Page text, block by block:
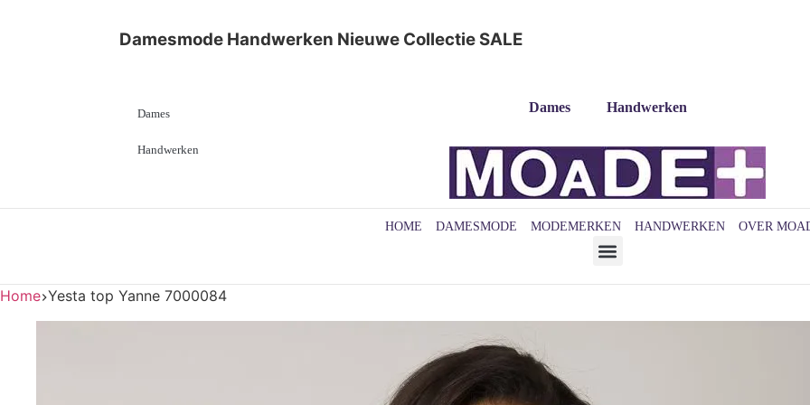
Damesmode Handwerken Nieuwe Collectie SALE
Dames Handwerken
Dames
Handwerken
HOME DAMESMODE MODEMERKEN HANDWERKEN OVER
Home Yesta top Yanne 7000084